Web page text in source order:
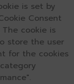
is set by
Consent
The cookie is
store the user
for the cookies